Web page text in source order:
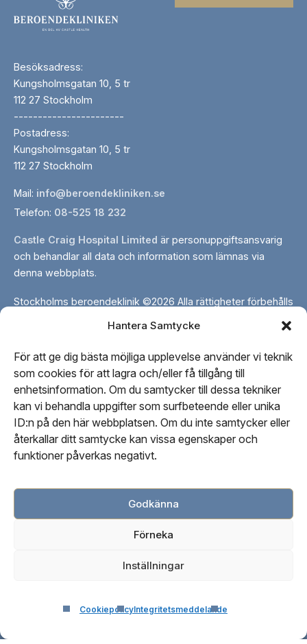
Hantera Samtycke
För att ge dig bästa möjliga upplevelse använder vi teknik
som cookies för att lagra och/eller få tillgång till
enhetsinformation. Om du samtycker till dessa tekniker
kan vi behandla uppgifter som surfbeteende eller unika
ID:n på den här webbplatsen. Om du inte samtycker eller
återkallar ditt samtycke kan vissa egenskaper och
funktioner påverkas negativt.
Godkänna
Förneka
Inställningar
CookiepolicyIntegritetsmeddelande
Besöksadress:
Kungsholmsgatan 10, 5 tr
112 27 Stockholm
-----------------------
Postadress:
Kungsholmsgatan 10, 5 tr
112 27 Stockholm
Mail: info@beroendekliniken.se
Telefon: 08-525 18 232
Castle Craig Hospital Limited är personuppgiftsansvarig
och behandlar all data och information som lämnas via
denna webbplats.
Stockholms beroendeklinik ©2026 Alla rättigheter förbehålls
Stockholms
beroendeklinikpåfacebook
Stockholms
beroendeklinikpålinkedin
Stockholms
beroendeklinikpåinstagram
Om oss
Vår personal
Kontakta oss
Cookiepolicy (EU)
Webbsidas användarvillkor